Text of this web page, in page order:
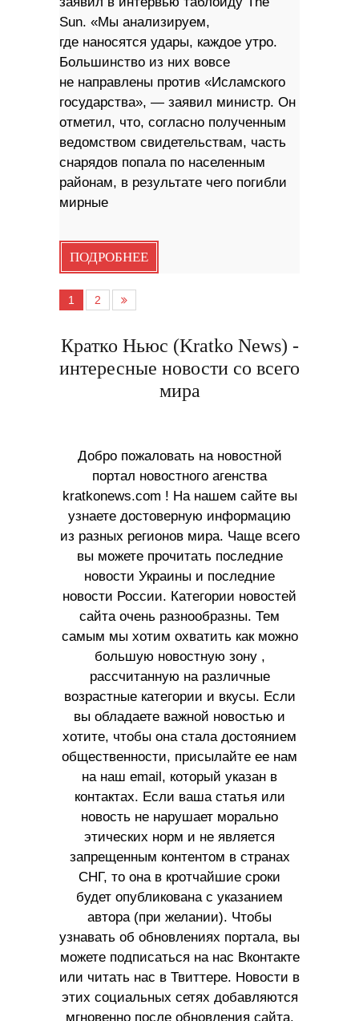
Sun. «Мы анализируем,
где наносятся удары, каждое утро.
Большинство из них вовсе
не направлены против «Исламского
государства», — заявил министр. Он
отметил, что, согласно полученным
ведомством свидетельствам, часть
снарядов попала по населенным
районам, в результате чего погибли
мирные
ПОДРОБНЕЕ
1 2
Кратко Ньюс (Kratko News) -
интересные новости со всего
мира
Добро пожаловать на новостной
портал новостного агенства
kratkonews.com ! На нашем сайте вы
узнаете достоверную информацию
из разных регионов мира. Чаще всего
вы можете прочитать последние
новости Украины и последние
новости России. Категории новостей
сайта очень разнообразны. Тем
самым мы хотим охватить как можно
большую новостную зону ,
рассчитанную на различные
возрастные категории и вкусы. Если
вы обладаете важной новостью и
хотите, чтобы она стала достоянием
общественности, присылайте ее нам
на наш email, который указан в
контактах. Если ваша статья или
новость не нарушает морально
этических норм и не является
запрещенным контентом в странах
СНГ, то она в кротчайшие сроки
будет опубликована с указанием
автора (при желании). Чтобы
узнавать об обновлениях портала, вы
можете подписаться на нас Вконтакте
или читать нас в Твиттере. Новости в
этих социальных сетях добавляются
мгновенно после обновления сайта.